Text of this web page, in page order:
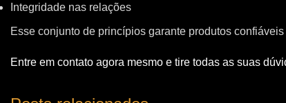
Integridade nas relações
Esse conjunto de princípios garante produtos
Entre em contato agora mesmo e tire todas as suas